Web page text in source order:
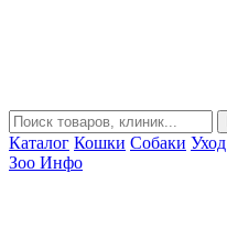
Каталог Кошки Собаки Уход
Зоо Инфо